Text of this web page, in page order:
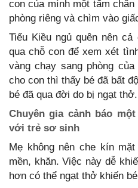
con của mình một tấm
phòng riêng và chìm vào
Tiểu Kiều ngủ quên nên
qua chỗ con để xem xét
vàng chạy sang phòng
cho con thì thấy bé đã bất
bé đã qua đời do bị ngạt thở.
Chuyên gia cảnh báo
với trẻ sơ sinh
Mẹ không nên che kín
mền, khăn. Việc này dễ
hơn có thể ngạt thở khiến